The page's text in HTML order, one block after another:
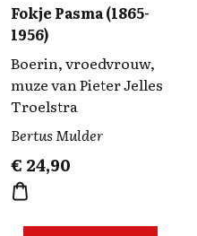
Fokje Pasma (1865-
1956)
Boerin, vroedvrouw,
muze van Pieter Jelles
Troelstra
Bertus Mulder
€ 24,90